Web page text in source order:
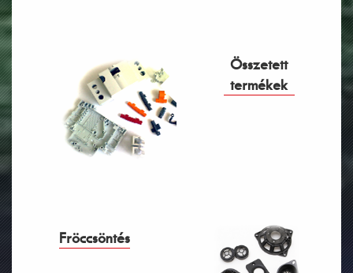
Összetett
termékek
Fröccsöntés